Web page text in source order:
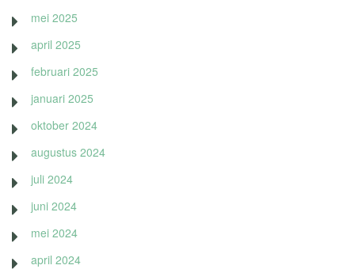
mei 2025
april 2025
februari 2025
januari 2025
oktober 2024
augustus 2024
juli 2024
juni 2024
mei 2024
april 2024